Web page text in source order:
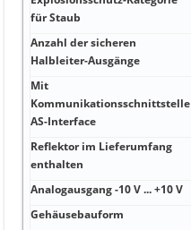
für Staub
Anzahl der sicheren
Halbleiter-Ausgänge
Mit
Kommunikationsschnittstelle
AS-Interface
Reflektor im Lieferumfang
enthalten
Analogausgang -10 V ... +10 V
Gehäusebauform